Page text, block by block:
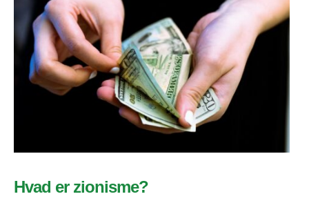
Hvad er zionisme?